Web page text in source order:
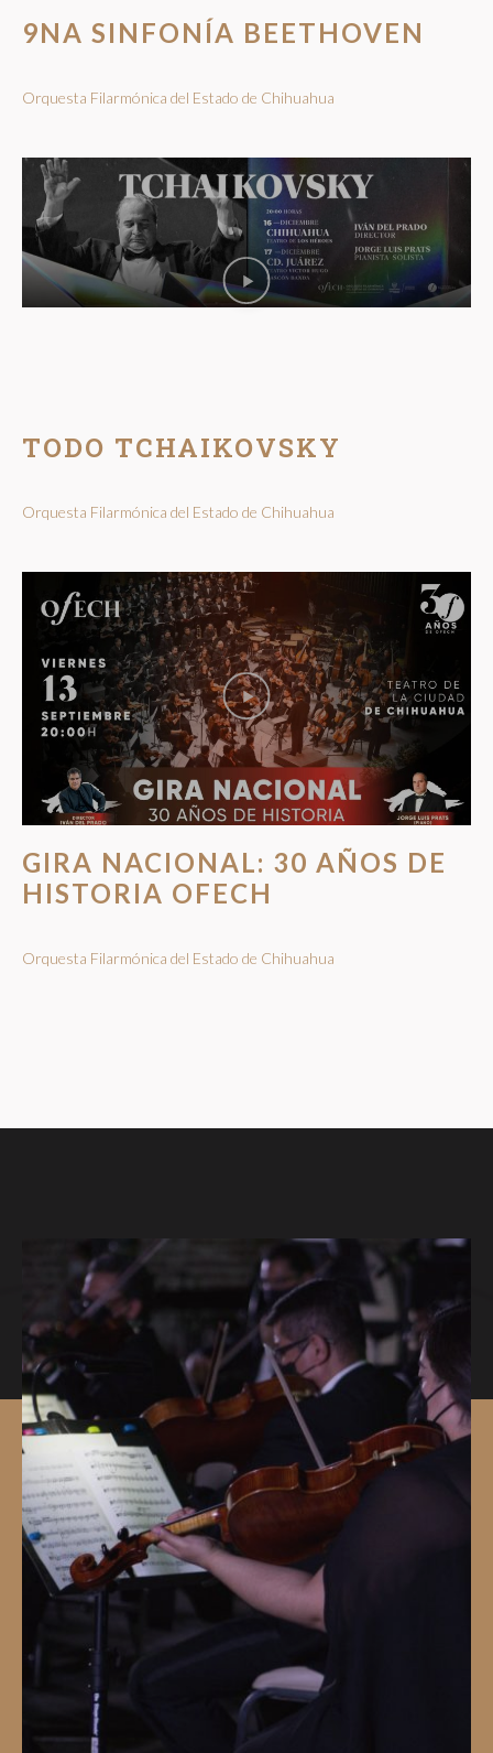
9NA SINFONÍA BEETHOVEN
Orquesta Filarmónica del Estado de Chihuahua
TODO TCHAIKOVSKY
Orquesta Filarmónica del Estado de Chihuahua
GIRA NACIONAL: 30 AÑOS DE
HISTORIA OFECH
Orquesta Filarmónica del Estado de Chihuahua